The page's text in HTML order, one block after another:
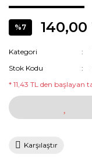
%7 140,00
Kategori
Stok Kodu
* 11,43 TL den başlayan
Karşılaştır